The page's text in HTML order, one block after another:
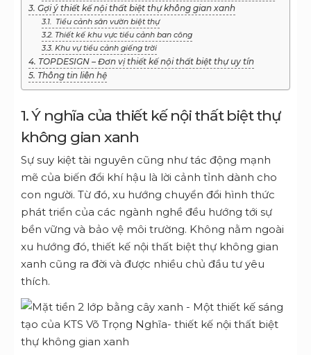
3. Gợi ý thiết kế nội thất biệt thự không gian xanh
3.1. Tiểu cảnh sân vườn biệt thự
3.2. Thiết kế khu vực tiểu cảnh ban công
3.3. Khu vự tiểu cảnh giếng trời
4. TOPDESIGN – Đơn vị thiết kế nội thất biệt thự uy tín
5. Thông tin liên hệ
1. Ý nghĩa của thiết kế nội thất biệt thự
không gian xanh
Sự suy kiệt tài nguyên cũng như tác động mạnh
mẽ của biến đổi khí hậu là lời cảnh tỉnh dành cho
con người. Từ đó, xu hướng chuyển đổi hình thức
phát triển của các ngành nghề đều hướng tới sự
bền vững và bảo vệ môi trường. Không nằm ngoài
xu hướng đó, thiết kế nội thất biệt thự không gian
xanh cũng ra đời và được nhiều chủ đầu tư yêu
thích.